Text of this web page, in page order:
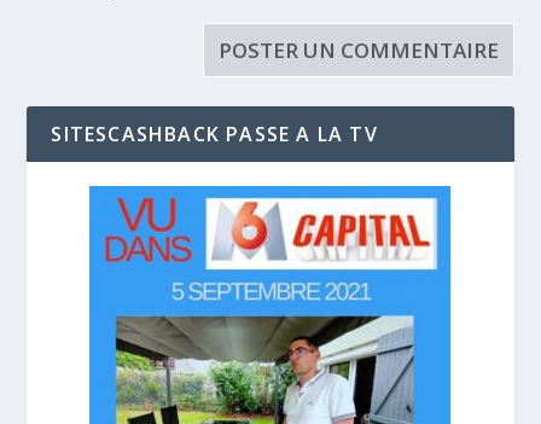
SITESCASHBACK PASSE A LA TV